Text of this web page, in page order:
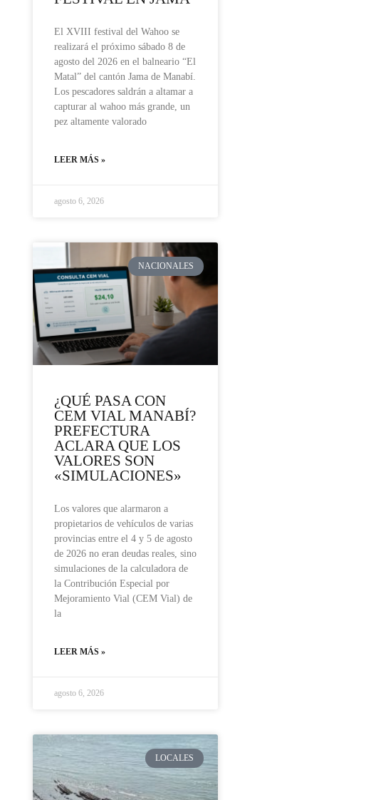
El XVIII festival del Wahoo se
realizará el próximo sábado 8 de
agosto del 2026 en el balneario “El
Matal” del cantón Jama de Manabí.
Los pescadores saldrán a altamar a
capturar al wahoo más grande, un
pez altamente valorado
LEER MÁS »
agosto 6, 2026
NACIONALES
¿QUÉ PASA CON
CEM VIAL MANABÍ?
PREFECTURA
ACLARA QUE LOS
VALORES SON
«SIMULACIONES»
Los valores que alarmaron a
propietarios de vehículos de varias
provincias entre el 4 y 5 de agosto
de 2026 no eran deudas reales, sino
simulaciones de la calculadora de
la Contribución Especial por
Mejoramiento Vial (CEM Vial) de
la
LEER MÁS »
agosto 6, 2026
LOCALES